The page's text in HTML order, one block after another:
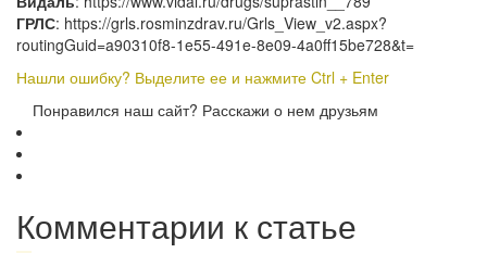
ГРЛС: https://grls.rosminzdrav.ru/Grls_View_v2.aspx?
routingGuid=a90310f8-1e55-491e-8e09-4a0ff15be728&t=
Нашли ошибку? Выделите ее и нажмите Ctrl + Enter
Понравился наш сайт? Расскажи о нем друзьям
Комментарии к статье